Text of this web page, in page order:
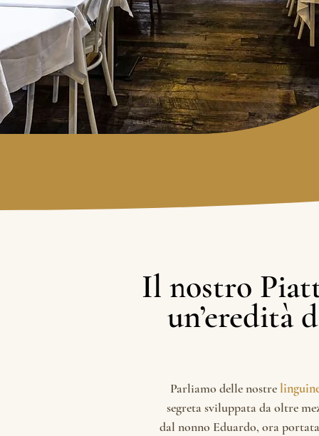
Il nostro
un’eredità
Il nostro
un’eredità
​​​​Parliamo delle nostre
segreta sviluppata da oltre
dal nonno Eduardo, ora